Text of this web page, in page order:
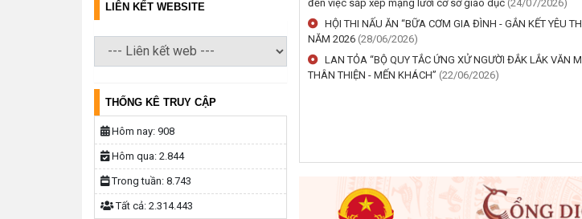
LIÊN KẾT WEBSITE
THỐNG KÊ TRUY CẬP
Hôm nay: 908
Hôm qua: 2.844
Trong tuần: 8.743
Tất cả: 2.314.443
đến việc sắp xếp mạng lưới cơ sở giáo dục (24/07/2026)
HỘI THI NẤU ĂN “BỮA CƠM GIA ĐÌNH - GẮN KẾT YÊU
NĂM 2026 (28/06/2026)
LAN TỎA “BỘ QUY TẮC ỨNG XỬ NGƯỜI ĐẮK LẮK VĂN
THÂN THIỆN - MẾN KHÁCH” (22/06/2026)